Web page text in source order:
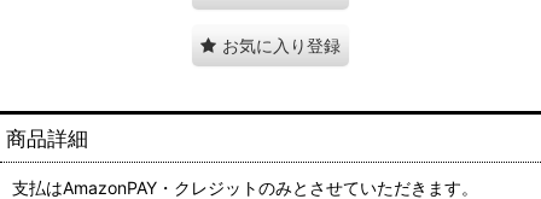
お気に入り登録
商品詳細
支払はAmazonPAY・クレジットのみとさせていただきます。